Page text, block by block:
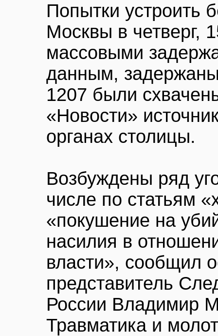
Попытки устроить
Москвы в четверг,
массовыми
данным,
1207 были
«Новости»
органах столицы.
Возбуждены ряд
числе по статьям
«покушение на
насилия в
власти», сообщил
представитель
России Владимир
Травматика и